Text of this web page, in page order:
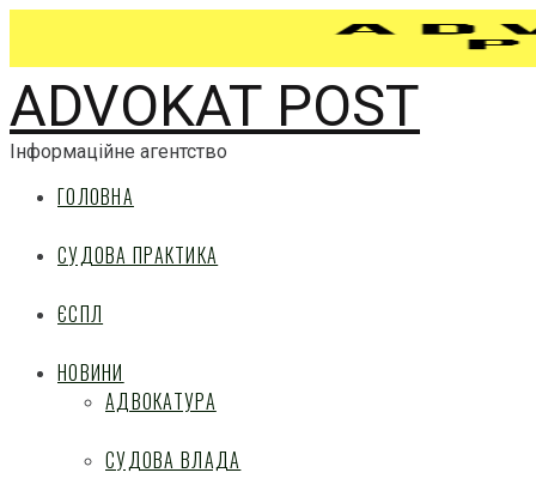
ADVOKAT POST
Інформаційне агентство
ГОЛОВНА
СУДОВА ПРАКТИКА
ЄСПЛ
НОВИНИ
АДВОКАТУРА
СУДОВА ВЛАДА